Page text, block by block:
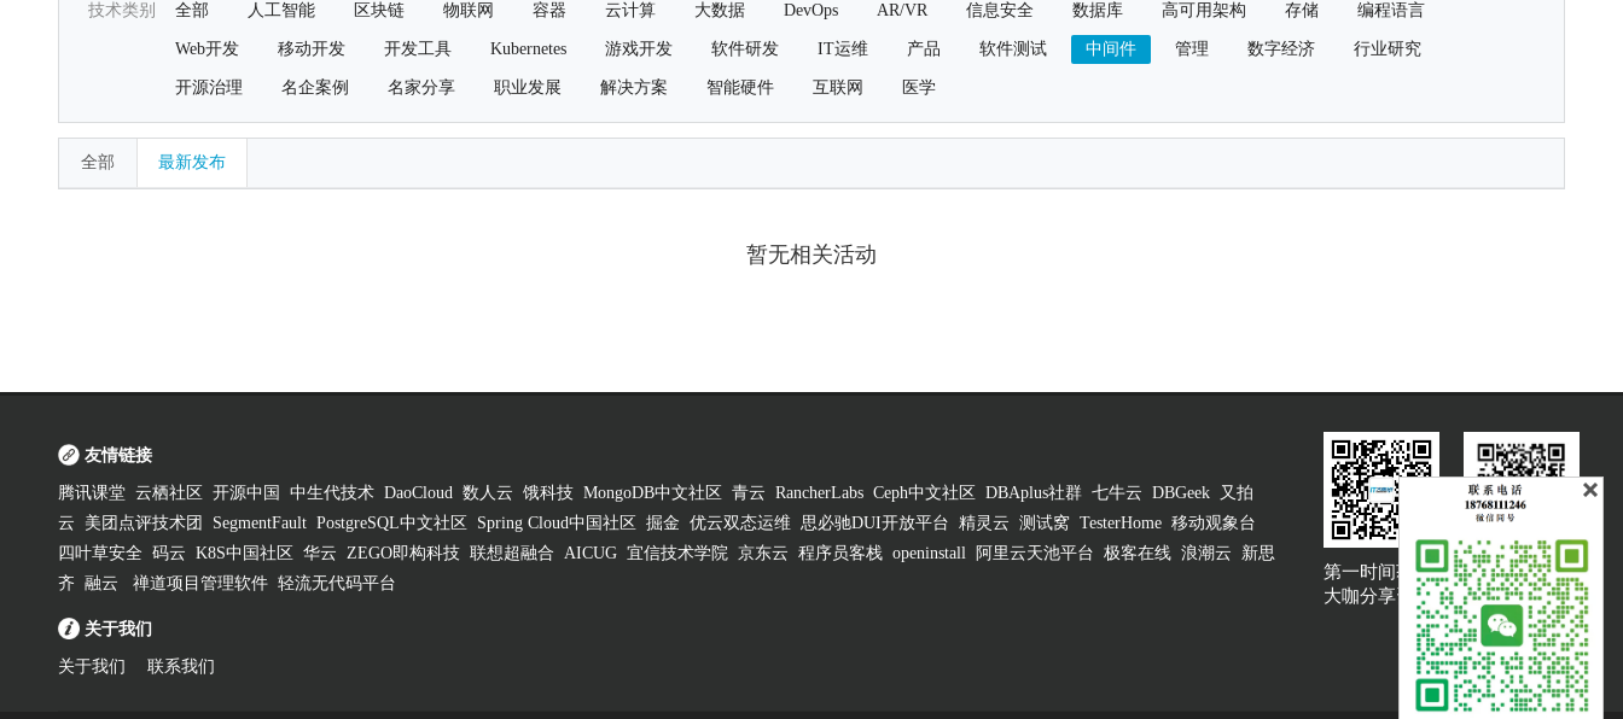
技术类别 全部 人工智能 区块链 物联网 容器 云计算 大数据 DevOps AR/VR 信息安全 数据库 高可用架构 存储 编程语言
Web开发 移动开发 开发工具 Kubernetes 游戏开发 软件研发 IT运维 产品 软件测试 中间件 管理 数字经济 行业研究
开源治理 名企案例 名家分享 职业发展 解决方案 智能硬件 互联网 医学
全部 最新发布
暂无相关活动
友情链接
腾讯课堂 云栖社区 开源中国 中生代技术 DaoCloud 数人云 饿科技 MongoDB中文社区 青云 RancherLabs Ceph中文社区 DBAplus社群 七牛云 DBGeek
又拍
云
美团点评技术团 SegmentFault PostgreSQL中文社区 Spring Cloud中国社区 掘金 优云双态运维 思必驰DUI开放平台 精灵云 测试窝 TesterHome 移动观象台
四叶草安全 码云 K8S中国社区 华云 ZEGO即构科技 联想超融合 AICUG 宜信技术学院 京东云 程序员客栈 openinstall 阿里云天池平台 极客在线 浪潮云
新思
齐 融云 禅道项目管理软件 轻流无代码平台
关于我们
关于我们 联系我们
第一时间获取
大咖分享资讯
大咖说吐槽客服